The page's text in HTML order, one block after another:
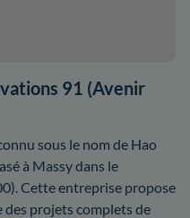
91 (Avenir
sous le nom de Hao
à Massy dans le
Cette entreprise propose
des projets complets de